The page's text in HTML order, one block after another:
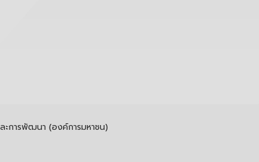
ะการพัฒนา (องค์การมหาชน)